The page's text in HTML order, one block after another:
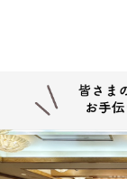
(１) 不動産
代理、
関への信
他取り決
並びに当